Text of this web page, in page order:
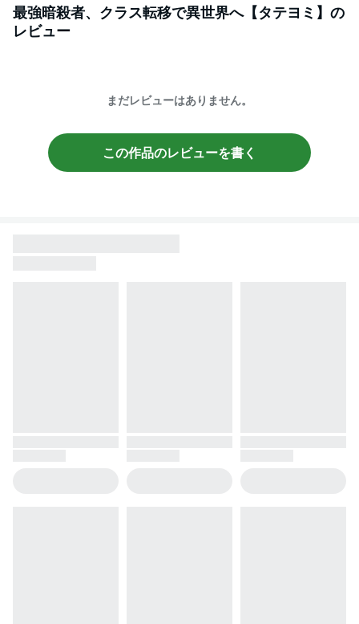
最強暗殺者、クラス転移で異世界へ【タテヨミ】 の
レビュー
まだレビューはありません。
この作品のレビューを書く